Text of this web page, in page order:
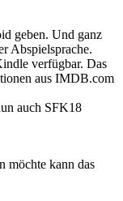
geben. Und ganz
Abspielsprache.
verfügbar. Das
aus IMDB.com
auch SFK18
möchte kann das